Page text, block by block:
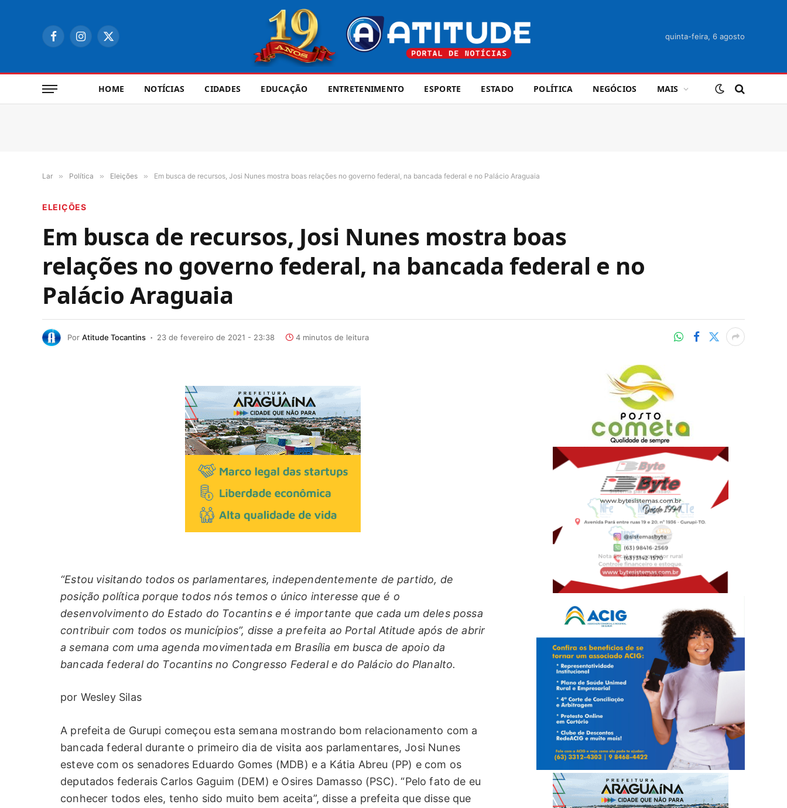
FacebookInstagram
X
quinta-feira, 6 agosto
HOME NOTÍCIAS CIDADES EDUCAÇÃO ENTRETENIMENTO ESPORTE ESTADO POLÍTICA NEGÓCIOS MAIS
Lar » Política » Eleições » Em busca de recursos, Josi Nunes mostra boas relações no governo federal, na bancada federal e no Palácio Araguaia
ELEIÇÕES
Em busca de recursos, Josi Nunes mostra boas
relações no governo federal, na bancada federal e no
Palácio Araguaia
Por Atitude Tocantins 23 de fevereiro de 2021 - 23:38 4 minutos de leitura
“Estou visitando todos os parlamentares, independentemente de partido, de
posição política porque todos nós temos o único interesse que é o
desenvolvimento do Estado do Tocantins e é importante que cada um deles possa
contribuir com todos os municípios”, disse a prefeita ao Portal Atitude após de abrir
a semana com uma agenda movimentada em Brasília em busca de apoio da
bancada federal do Tocantins no Congresso Federal e do Palácio do Planalto.
por Wesley Silas
A prefeita de Gurupi começou esta semana mostrando bom relacionamento com a
bancada federal durante o primeiro dia de visita aos parlamentares, Josi Nunes
esteve com os senadores Eduardo Gomes (MDB) e a Kátia Abreu (PP) e com os
deputados federais Carlos Gaguim (DEM) e Osires Damasso (PSC). “Pelo fato de eu
conhecer todos eles, tenho sido muito bem aceita”, disse a prefeita que disse que